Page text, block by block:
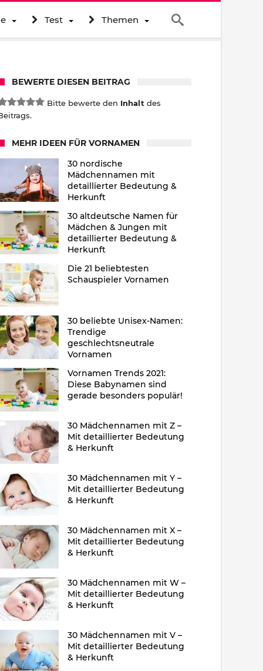
Test Themen
BEWERTE DIESEN BEITRAG
Bitte bewerte den Inhalt des
MEHR IDEEN FÜR VORNAMEN
30 nordische
Mädchennamen mit
detaillierter Bedeutung &
Herkunft
30 altdeutsche Namen für
Mädchen & Jungen mit
detaillierter Bedeutung &
Herkunft
Die 21 beliebtesten
Schauspieler Vornamen
30 beliebte Unisex-Namen:
Trendige
geschlechtsneutrale
Vornamen
Vornamen Trends 2021:
Diese Babynamen sind
gerade besonders populär!
30 Mädchennamen mit Z –
Mit detaillierter Bedeutung
& Herkunft
30 Mädchennamen mit Y –
Mit detaillierter Bedeutung
& Herkunft
30 Mädchennamen mit X –
Mit detaillierter Bedeutung
& Herkunft
30 Mädchennamen mit W –
Mit detaillierter Bedeutung
& Herkunft
30 Mädchennamen mit V –
Mit detaillierter Bedeutung
& Herkunft